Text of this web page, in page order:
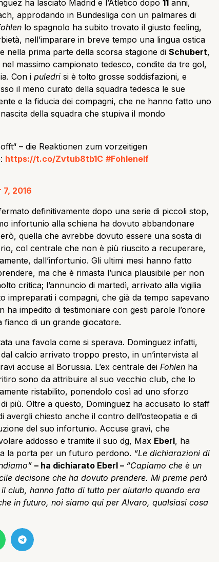
ha lasciato Madrid e l’Atletico dopo 11 anni,
approdando in Bundesliga con un palmares di
lo spagnolo ha subito trovato il giusto feeling,
nell’imparare in breve tempo una lingua ostica
nella prima parte della scorsa stagione di Schubert,
massimo campionato tedesco, condite da tre gol,
Con i puledri si è tolto grosse soddisfazioni, e
il meno curato della squadra tedesca le sue
e la fiducia dei compagni, che ne hanno fatto uno
della squadra che stupiva il mondo
– die Reaktionen zum vorzeitigen
: https://t.co/Zvtub8tb1C #Fohlenelf
2016
definitivamente dopo una serie di piccoli stop,
infortunio alla schiena ha dovuto abbandonare
quella che avrebbe dovuto essere una sosta di
col centrale che non è più riuscito a recuperare,
dall’infortunio. Gli ultimi mesi hanno fatto
ma che è rimasta l’unica plausibile per non
critica; l’annuncio di martedì, arrivato alla vigilia
impreparati i compagni, che già da tempo sapevano
ha impedito di testimoniare con gesti parole l’onore
di un grande giocatore.
una favola come si sperava. Dominguez infatti,
calcio arrivato troppo presto, in un’intervista al
accuse al Borussia. L’ex centrale dei Fohlen ha
sono da attribuire al suo vecchio club, che lo
ristabilito, ponendolo così ad uno sforzo
più. Oltre a questo, Dominguez ha accusato lo staff
chiesto anche il contro dell’osteopatia e di
del suo infortunio. Accuse gravi, che
addosso e tramite il suo dg, Max Eberl, ha
la porta per un futuro perdono. “Le dichiarazioni di
– ha dichiarato Eberl – “Capiamo che è un
decisone che ha dovuto prendere. Mi preme però
club, hanno fatto di tutto per aiutarlo quando era
in futuro, noi siamo qui per Alvaro, qualsiasi cosa